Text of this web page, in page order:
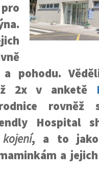
pohodu.
2x v anketě
rovněž
Hospital
, a to
a